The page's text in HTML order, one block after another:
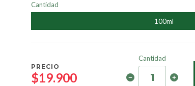
Cantidad
100ml
PRECIO
$19.900
Cantidad